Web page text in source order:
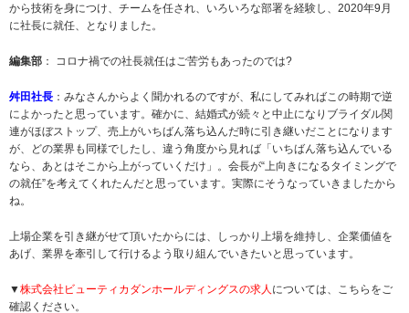
から技術を身につけ、チームを任され、いろいろな部署を経験し、2020年9月
に社長に就任、となりました。
編集部 ： コロナ禍での社長就任はご苦労もあったのでは?
舛田社長 ：みなさんからよく聞かれるのですが、私にしてみればこの時期で逆
によかったと思っています。確かに、結婚式が続々と中止になりブライダル関
連がほぼストップ、売上がいちばん落ち込んだ時に引き継いだことになります
が、どの業界も同様でしたし、違う角度から見れば「いちばん落ち込んでいる
なら、あとはそこから上がっていくだけ」。会長が“上向きになるタイミングで
の就任”を考えてくれたんだと思っています。実際にそうなっていきましたから
ね。
上場企業を引き継がせて頂いたからには、しっかり上場を維持し、企業価値を
あげ、業界を牽引して行けるよう取り組んでいきたいと思っています。
▼株式会社ビューティカダンホールディングスの求人 については、こちらをご
確認ください。